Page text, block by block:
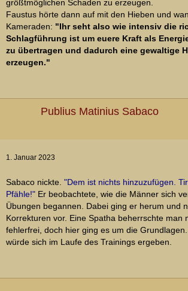
größtmöglichen Schaden zu erzeugen.
Faustus hörte dann auf mit den Hieben und
Kameraden: "Ihr seht also wie intensiv die
Schlagführung ist um euere Kraft als
zu übertragen und dadurch eine gewaltige
erzeugen."
Publius Matinius Sabaco
1. Januar 2023
Sabaco nickte. "Dem ist nichts hinzuzufügen.
Pfähle!" Er beobachtete, wie die Männer sich
Übungen begannen. Dabei ging er herum und
Korrekturen vor. Eine Spatha beherrschte man
fehlerfrei, doch hier ging es um die
würde sich im Laufe des Trainings ergeben.